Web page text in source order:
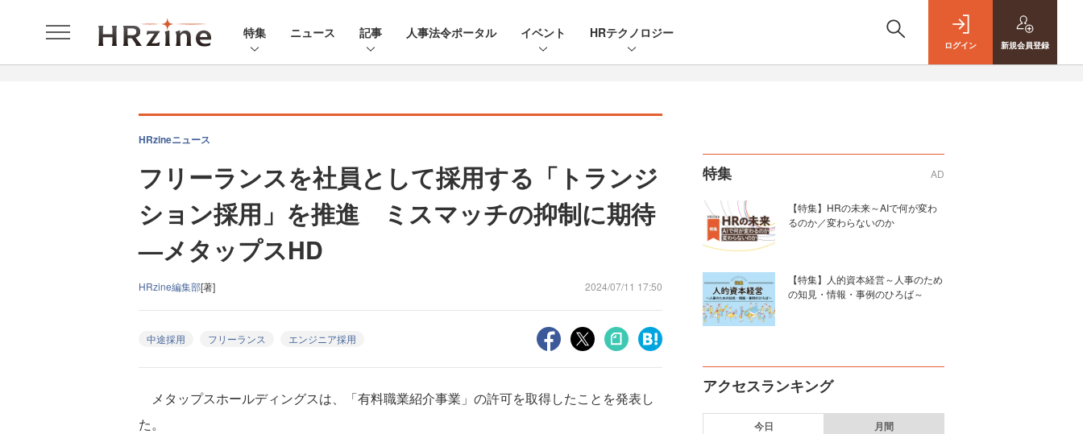
特集 ニュース 記事 人事法令ポータル イベント HRテクノロジー
ログイン 新規会員登録
HRzineニュース
フリーランスを社員として採用する「トランジ
ション採用」を推進 ミスマッチの抑制に期待
—メタップスHD
HRzine編集部[著] 2024/07/11 17:50
中途採用 フリーランス エンジニア採用
メタップスホールディングスは、「有料職業紹介事業」の許可を取得したことを発表し
た。
特集 AD
【特集】HRの未来～AIで何が変わ
るのか／変わらないのか
【特集】人的資本経営～人事のため
の知見・情報・事例のひろば～
アクセスランキング
今日 月間